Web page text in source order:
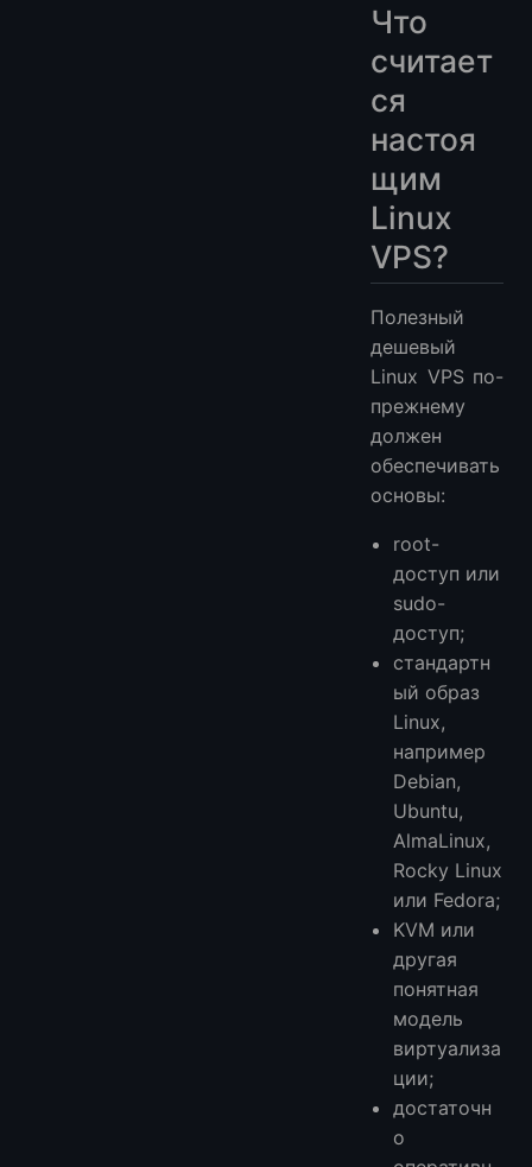
Что
считает
ся
настоя
щим
Linux
VPS?
Полезный
дешевый
Linux VPS по-
прежнему
должен
обеспечивать
основы:
root-
доступ или
sudo-
доступ;
стандартн
ый образ
Linux,
например
Debian,
Ubuntu,
AlmaLinux,
Rocky Linux
или Fedora;
KVM или
другая
понятная
модель
виртуализа
ции;
достаточн
о